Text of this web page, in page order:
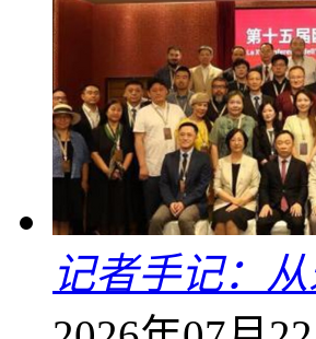
记者手记：